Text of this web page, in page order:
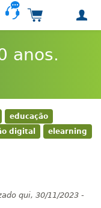
Carrinho de
anos.
educação
digital elearning
qui, 30/11/2023 -